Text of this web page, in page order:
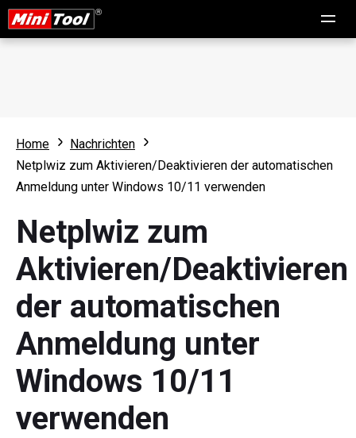
Home
Nachrichten
Netplwiz zum Aktivieren/Deaktivieren der automatischen
Anmeldung unter Windows 10/11 verwenden
Netplwiz zum
Aktivieren/Deaktivieren
der automatischen
Anmeldung unter
Windows 10/11
verwenden